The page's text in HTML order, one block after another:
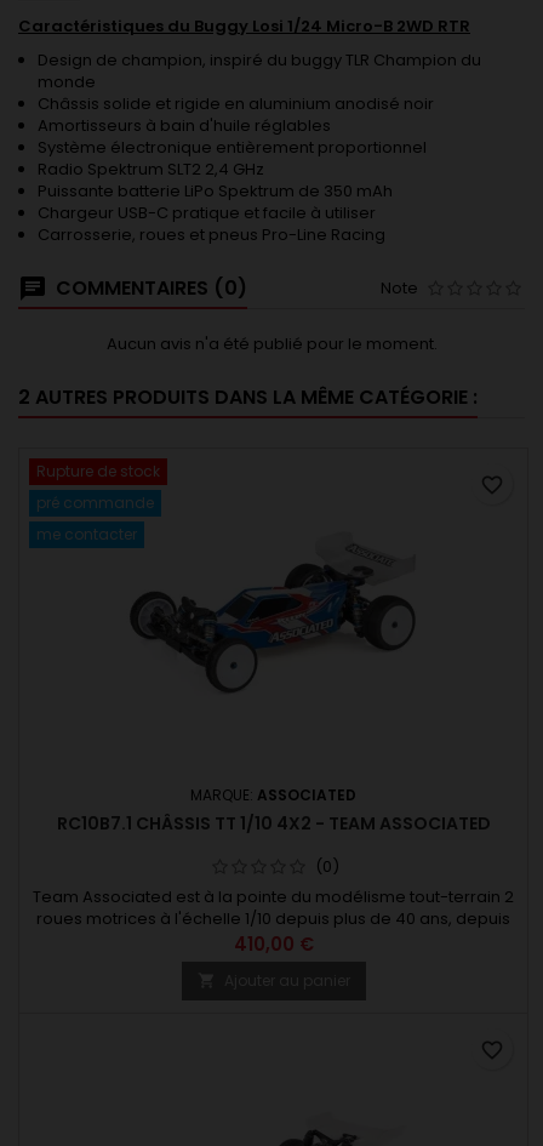
Caractéristiques du Buggy Losi 1/24 Micro-B 2WD RTR
Design de champion, inspiré du buggy TLR Champion du
monde
Châssis solide et rigide en aluminium anodisé noir
Amortisseurs à bain d'huile réglables
Système électronique entièrement proportionnel
Radio Spektrum SLT2 2,4 GHz
Puissante batterie LiPo Spektrum de 350 mAh
Chargeur USB-C pratique et facile à utiliser
Carrosserie, roues et pneus Pro-Line Racing
COMMENTAIRES (0) Note
Aucun avis n'a été publié pour le moment.
2 AUTRES PRODUITS DANS LA MÊME CATÉGORIE :
Rupture de stock
pré commande
me contacter
MARQUE: ASSOCIATED
RC10B7.1 CHÂSSIS TT 1/10 4X2 - TEAM ASSOCIATED
(0)
Team Associated est à la pointe du modélisme tout-terrain 2
roues motrices à l'échelle 1/10 depuis plus de 40 ans, depuis
le lancement du RC10 original, et est fier de présenter le
410,00 €
favorite_border
favorite_border